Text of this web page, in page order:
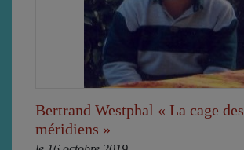
Bertrand Westphal « La cage des
méridiens »